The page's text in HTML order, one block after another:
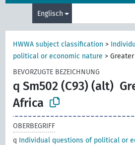
Englisch
HWWA subject classification >
political or economic nature >
BEVORZUGTE BEZEICHNUNG
q Sm502 (C93) (alt)
Africa
OBERBEGRIFF
q Individual questions of political or